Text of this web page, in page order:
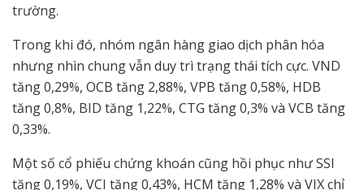
trường.
Trong khi đó, nhóm ngân hàng giao dịch phân hóa
nhưng nhìn chung vẫn duy trì trạng thái tích cực. VND
tăng 0,29%, OCB tăng 2,88%, VPB tăng 0,58%, HDB
tăng 0,8%, BID tăng 1,22%, CTG tăng 0,3% và VCB tăng
0,33%.
Một số cổ phiếu chứng khoán cũng hồi phục như SSI
tăng 0,19%, VCI tăng 0,43%, HCM tăng 1,28% và VIX chỉ